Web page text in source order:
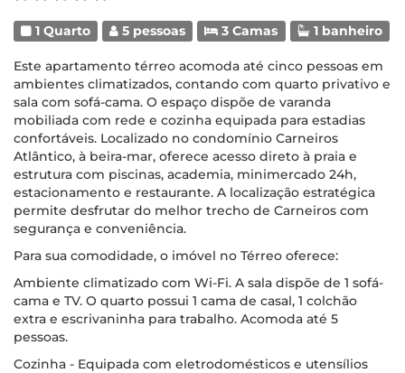
1 Quarto 5 pessoas 3 Camas 1 banheiro
Este apartamento térreo acomoda até cinco pessoas em
ambientes climatizados, contando com quarto privativo e
sala com sofá-cama. O espaço dispõe de varanda
mobiliada com rede e cozinha equipada para estadias
confortáveis. Localizado no condomínio Carneiros
Atlântico, à beira-mar, oferece acesso direto à praia e
estrutura com piscinas, academia, minimercado 24h,
estacionamento e restaurante. A localização estratégica
permite desfrutar do melhor trecho de Carneiros com
segurança e conveniência.
Para sua comodidade, o imóvel no Térreo oferece:
Ambiente climatizado com Wi-Fi. A sala dispõe de 1 sofá-
cama e TV. O quarto possui 1 cama de casal, 1 colchão
extra e escrivaninha para trabalho. Acomoda até 5
pessoas.
Cozinha - Equipada com eletrodomésticos e utensílios